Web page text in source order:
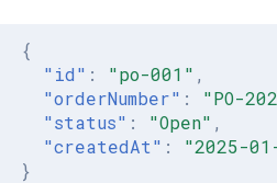
{
"id" : "po-001" ,
"orderNumber" : "PO-
"status" : "Open" ,
"createdAt" :
"2025-
}